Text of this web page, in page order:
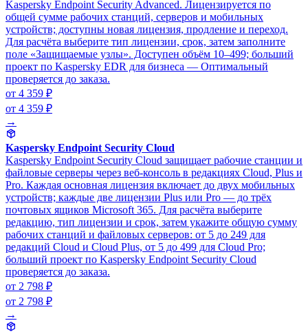
Kaspersky Endpoint Security Advanced. Лицензируется по
общей сумме рабочих станций, серверов и мобильных
устройств; доступны новая лицензия, продление и переход.
Для расчёта выберите тип лицензии, срок, затем заполните
поле «Защищаемые узлы». Доступен объём 10–499; больший
проект по Kaspersky EDR для бизнеса — Оптимальный
проверяется до заказа.
от 4 359 ₽
от 4 359 ₽
→
Kaspersky Endpoint Security Cloud
Kaspersky Endpoint Security Cloud защищает рабочие станции и
файловые серверы через веб-консоль в редакциях Cloud, Plus и
Pro. Каждая основная лицензия включает до двух мобильных
устройств; каждые две лицензии Plus или Pro — до трёх
почтовых ящиков Microsoft 365. Для расчёта выберите
редакцию, тип лицензии и срок, затем укажите общую сумму
рабочих станций и файловых серверов: от 5 до 249 для
редакций Cloud и Cloud Plus, от 5 до 499 для Cloud Pro;
больший проект по Kaspersky Endpoint Security Cloud
проверяется до заказа.
от 2 798 ₽
от 2 798 ₽
→